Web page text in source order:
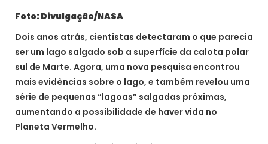
Foto: Divulgação/NASA
Dois anos atrás, cientistas detectaram o que parecia
ser um lago salgado sob a superfície da calota polar
sul de Marte. Agora, uma nova pesquisa encontrou
mais evidências sobre o lago, e também revelou uma
série de pequenas “lagoas” salgadas próximas,
aumentando a possibilidade de haver vida no
Planeta Vermelho.